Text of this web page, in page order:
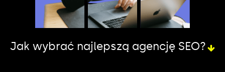
Jak wybrać najlepszą agencję SEO?